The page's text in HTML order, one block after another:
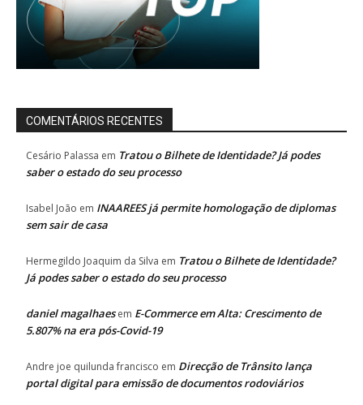
COMENTÁRIOS RECENTES
Cesário Palassa em Tratou o Bilhete de Identidade? Já podes
saber o estado do seu processo
Isabel João em INAAREES já permite homologação de diplomas
sem sair de casa
Hermegildo Joaquim da Silva em Tratou o Bilhete de Identidade?
Já podes saber o estado do seu processo
daniel magalhaesem E-Commerce em Alta: Crescimento de
5.807% na era pós-Covid-19
Andre joe quilunda francisco em Direcção de Trânsito lança
portal digital para emissão de documentos rodoviários